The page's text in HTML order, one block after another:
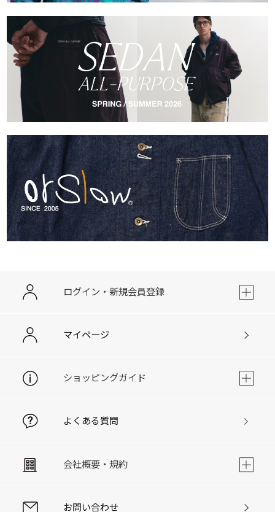
ログイン・新規会員登録
マイページ
ショッピングガイド
よくある質問
会社概要・規約
お問い合わせ